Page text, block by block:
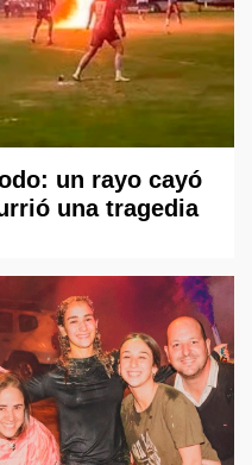
un rayo cayó
una tragedia